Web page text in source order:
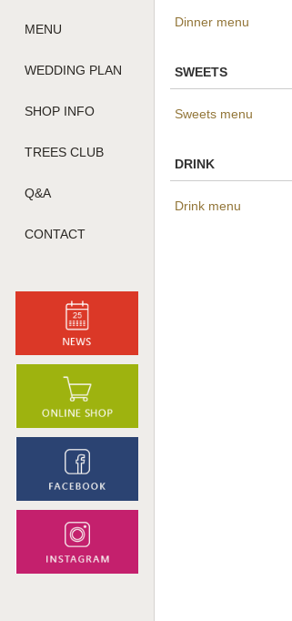
MENU
WEDDING PLAN
SHOP INFO
TREES CLUB
Q&A
CONTACT
Dinner menu
SWEETS
Sweets menu
DRINK
Drink menu